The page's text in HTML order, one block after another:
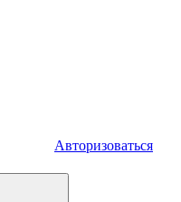
Авторизоваться